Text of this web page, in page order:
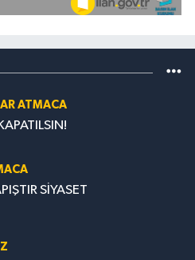
ATMACA
SİYASET